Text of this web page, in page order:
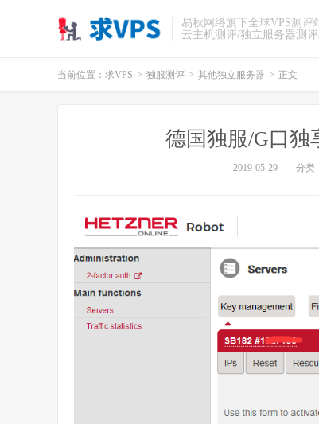
易秋网络旗下全球VPS测评
云主机测评/独立服务器测
当前位置： 求VPS > 独服测评 > 其他独立服务器 > 正文
德国独服/G口独
2019-05-29 分类